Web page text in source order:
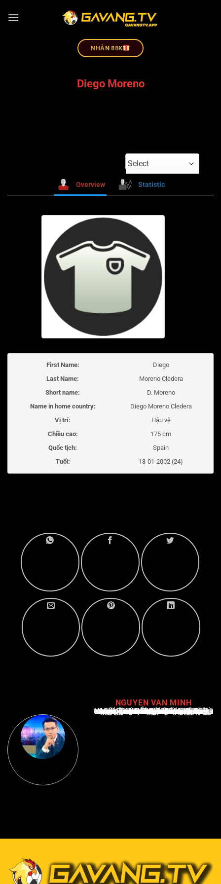
NHÂN 88K
Diego Moreno
Select
Overview Statistic
First Name:
Diego
Last Name:
Moreno Cledera
Short name:
D. Moreno
Name in home country:
Diego Moreno Cledera
Vị trí:
Hậu vệ
Chiều cao:
175 cm
Quốc tịch:
Spain
Tuổi:
18-01-2002 (24)
NGUYEN VAN MINH
Nguyễn Văn Minh là một trong những chuyên gia hàng đầu về báo cáo tin tức thể thao tại Việt Nam, với hơn 10 năm hoạt động trong ngành. Ông có kiến thức sâu rộng và kinh nghiệm đáng kể trong việc phân tích và báo cáo về các sự kiện thể thao hàng đầu. Sự hiểu biết sâu sắc của ông về ngành này đã giúp ông xây dựng uy tín và danh tiếng trong cộng đồng báo chí thể thao.